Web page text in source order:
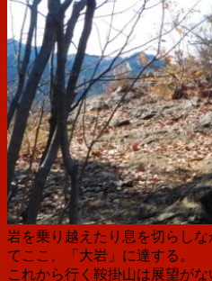
岩を乗り越えたり息を切らし
てここ、「大岩」に達する。
これから行く鞍掛山は展望が